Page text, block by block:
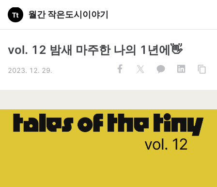
월간 작은도시이야기
vol. 12 밤새 마주한 나의 1년에👋
2023. 12. 29.